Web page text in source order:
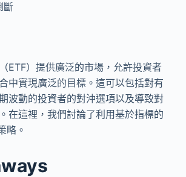
斷
ETF）提供廣泛的市場，允許投資者
中實現廣泛的目標。這可以包括對有
波動的投資者的對沖選項以及導致對
在這裡，我們討論了利用基於指標的
略。